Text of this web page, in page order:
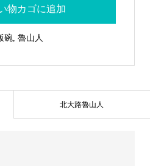
物カゴに追加
碗, 魯山人
北大路魯山人